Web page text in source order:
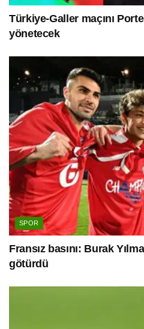
Türkiye-Galler maçını
yönetecek
SPOR
Fransız basını: Burak
götürdü